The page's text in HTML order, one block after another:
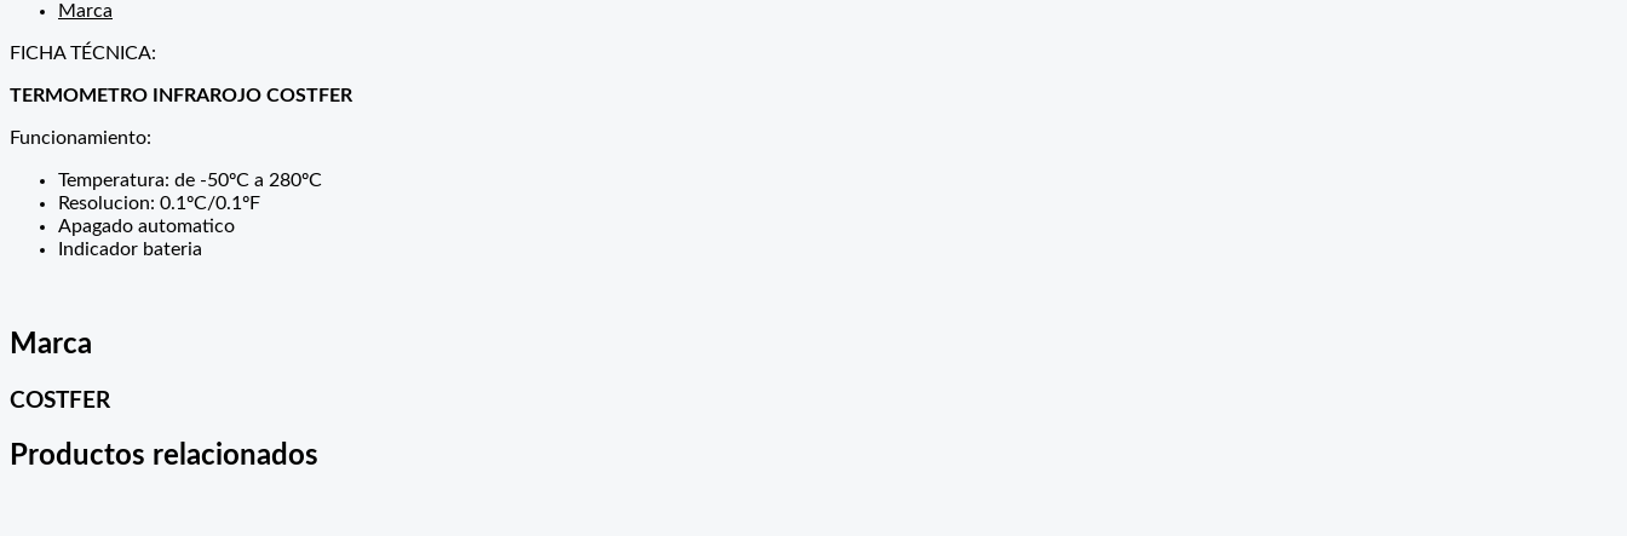
Marca
FICHA TÉCNICA:
TERMOMETRO INFRAROJO COSTFER
Funcionamiento:
Temperatura: de -50ºC a 280ºC
Resolucion: 0.1ºC/0.1ºF
Apagado automatico
Indicador bateria
Marca
COSTFER
Productos relacionados